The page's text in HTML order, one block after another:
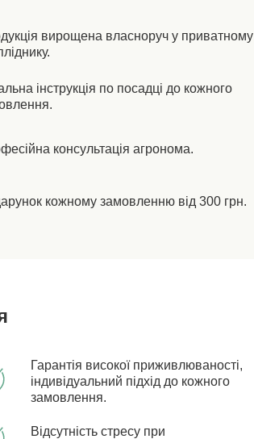
вирощена власноруч у приватному
інструкція по посадці до кожного
консультація агронома.
кожному замовленню від 300 грн.
Гарантія високої приживлюваності,
індивідуальний підхід до кожного
замовлення.
Відсутність стресу при